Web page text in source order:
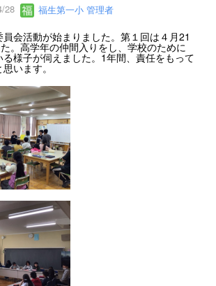
28 福生第一小 管理者
会活動が始まりました。第１回は４月21
。高学年の仲間入りをし、学校のために
様子が伺えました。1年間、責任をもって
います。